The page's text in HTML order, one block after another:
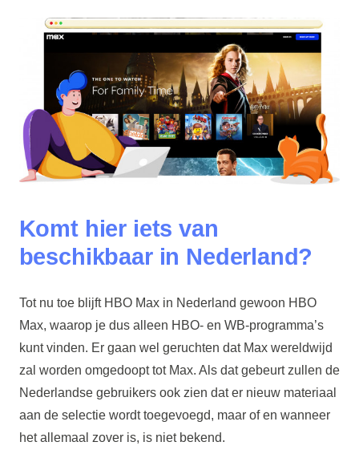
Komt hier iets van
beschikbaar in Nederland?
Tot nu toe blijft HBO Max in Nederland gewoon HBO
Max, waarop je dus alleen HBO- en WB-programma’s
kunt vinden. Er gaan wel geruchten dat Max wereldwijd
zal worden omgedoopt tot Max. Als dat gebeurt zullen de
Nederlandse gebruikers ook zien dat er nieuw materiaal
aan de selectie wordt toegevoegd, maar of en wanneer
het allemaal zover is, is niet bekend.